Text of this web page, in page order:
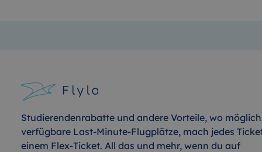
Studierendenrabatte und andere Vorteile, wo
verfügbare Last-Minute-Flugplätze, mach jedes
einem Flex-Ticket. All das und mehr, wenn du auf